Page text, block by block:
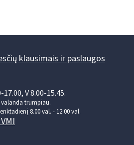
klausimais ir paslaugos
V 8.00-15.45.
valanda trumpiau.
8.00 val. - 12.00 val.